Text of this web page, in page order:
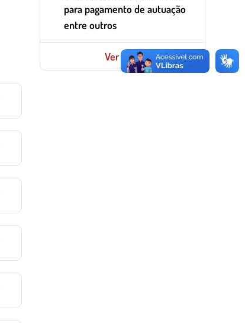
para pagamento de autuação
entre outros
Ver mais